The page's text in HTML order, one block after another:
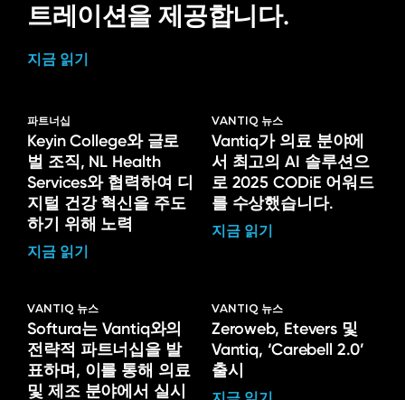
트레이션을 제공합니다.
지금 읽기
파트너십
Keyin College와 글로
벌 조직, NL Health
Services와 협력하여 디
지털 건강 혁신을 주도
하기 위해 노력
지금 읽기
VANTIQ 뉴스
Vantiq가 의료 분야에
서 최고의 AI 솔루션으
로 2025 CODiE 어워드
를 수상했습니다.
지금 읽기
VANTIQ 뉴스
Softura는 Vantiq와의
전략적 파트너십을 발
표하며, 이를 통해 의료
및 제조 분야에서 실시
VANTIQ 뉴스
Zeroweb, Etevers 및
Vantiq, ‘Carebell 2.0’
출시